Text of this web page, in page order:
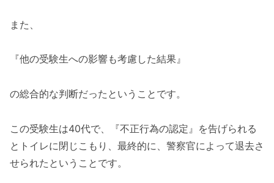
また、
『他の受験生への影響も考慮した結果』
の総合的な判断だったということです。
この受験生は40代で、『不正行為の認定』を告げられる
とトイレに閉じこもり、最終的に、警察官によって退去さ
せられたということです。